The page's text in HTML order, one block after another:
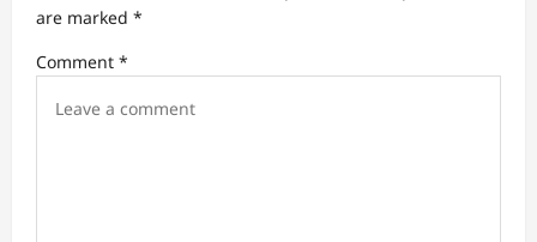
i
o
are marked *
Comment *